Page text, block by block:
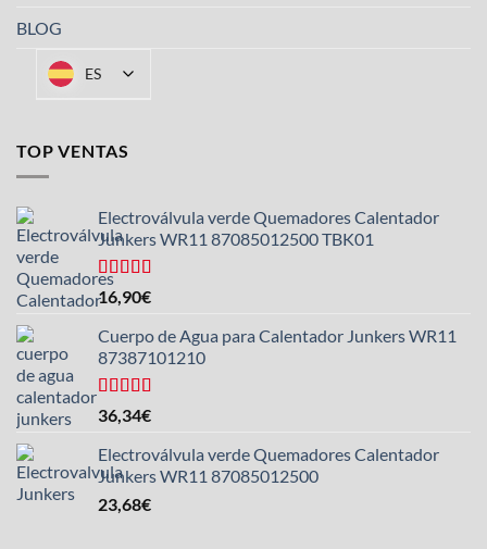
BLOG
ES
TOP VENTAS
Electroválvula verde Quemadores Calentador
Junkers WR11 87085012500 TBK01
Valorado
con
de 5
16,90€
Cuerpo de Agua para Calentador Junkers WR11
87387101210
Valorado
con
de 5
36,34€
Electroválvula verde Quemadores Calentador
Junkers WR11 87085012500
23,68€